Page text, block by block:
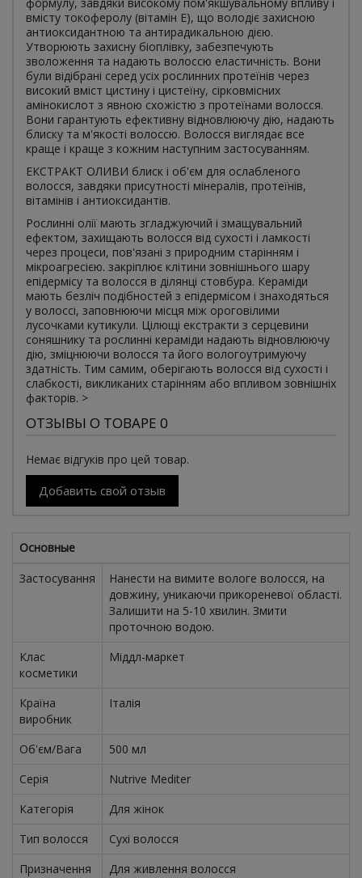
вмісту токоферолу (вітамін Е), що володіє захисною
антиоксидантною та антирадикальною дією.
Утворюють захисну біоплівку, забезпечують
зволоження та надають волоссю еластичність. Вони
були відібрані серед усіх рослинних протеїнів через
високий вміст цистину і цистеїну, сірковмісних
амінокислот з явною схожістю з протеїнами волосся.
Вони гарантують ефективну відновлюючу дію, надають
блиску та м'якості волоссю. Волосся виглядає все
краще і краще з кожним наступним застосуванням.
ЕКСТРАКТ ОЛИВИ блиск і об'єм для ослабленого
волосся, завдяки присутності мінералів, протеїнів,
вітамінів і антиоксидантів.
Рослинні олії мають згладжуючий і змащувальний
ефектом, захищають волосся від сухості і ламкості
через процеси, пов'язані з природним старінням і
мікроагресією. закріплює клітини зовнішнього шару
епідермісу та волосся в ділянці стовбура. Кераміди
мають безліч подібностей з епідермісом і знаходяться
у волоссі, заповнюючи місця між ороговілими
лусочками кутикули. Цілющі екстракти з серцевини
соняшнику та рослинні кераміди надають відновлюючу
дію, зміцнюючи волосся та його вологоутримуючу
здатність. Тим самим, оберігають волосся від сухості і
слабкості, викликаних старінням або впливом зовнішніх
факторів. >
ОТЗЫВЫ О ТОВАРЕ 0
Немає відгуків про цей товар.
Добавить свой отзыв
Основные
Застосування
Нанести на вимите вологе волосся, на
довжину, уникаючи прикореневої області.
Залишити на 5-10 хвилин. Змити
проточною водою.
Клас
косметики
Міддл-маркет
Країна
виробник
Італія
Об'єм/Вага
500 мл
Серія
Nutrive Mediter
Категорія
Для жінок
Тип волосся
Сухі волосся
Призначення
Для живлення волосся